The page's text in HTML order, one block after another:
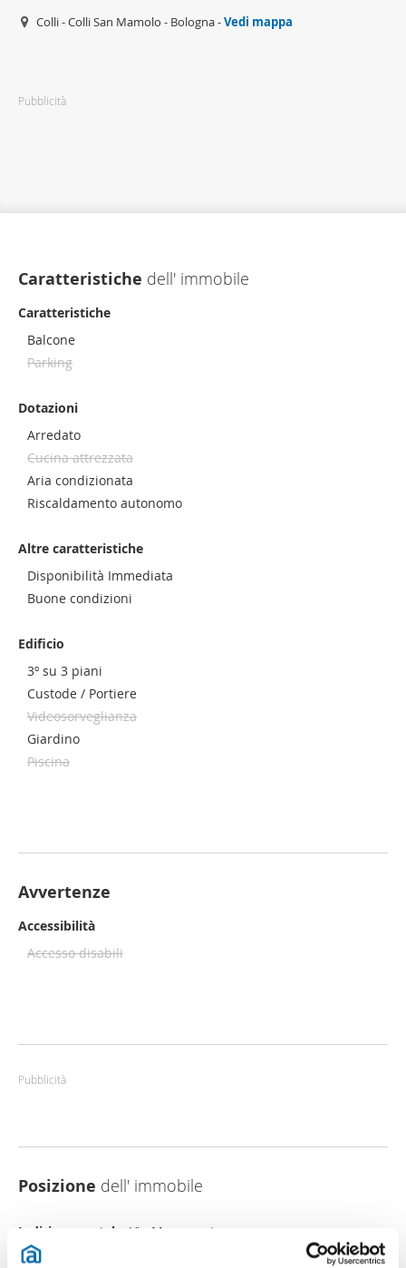
Pubblicità
Colli - Colli San Mamolo - Bologna -Vedi mappa
Caratteristiche dell' immobile
Caratteristiche
Balcone
Parking
Dotazioni
Arredato
Cucina attrezzata
Aria condizionata
Riscaldamento autonomo
Altre caratteristiche
Disponibilità Immediata
Buone condizioni
Edificio
3º su 3 piani
Custode / Portiere
Videosorveglianza
Giardino
Piscina
Avvertenze
Accessibilità
Accesso disabili
Pubblicità
Posizione dell' immobile
Indirizzo postale:
Via Mezzacosta
Quartiere: